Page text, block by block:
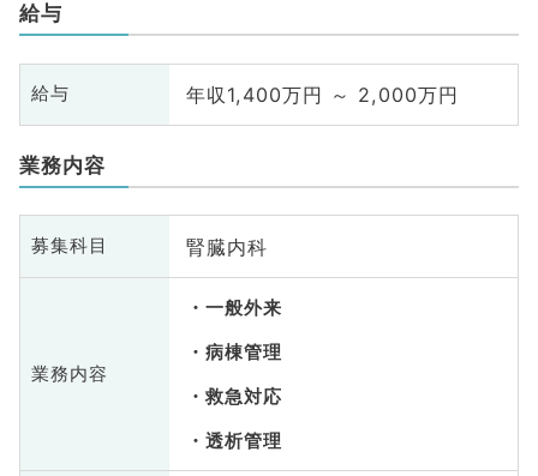
給与
給与 年収1,400万円 ～ 2,000万円
業務内容
募集科目 腎臓内科
業務内容
一般外来
病棟管理
救急対応
透析管理